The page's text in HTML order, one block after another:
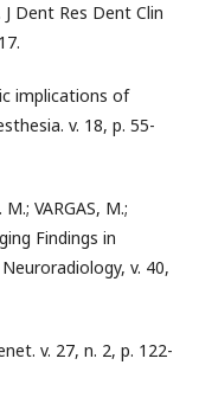
Dent Res Dent Clin
implications of
v. 18, p. 55-
VARGAS, M.;
Findings in
v. 40,
v. 27, n. 2, p. 122-